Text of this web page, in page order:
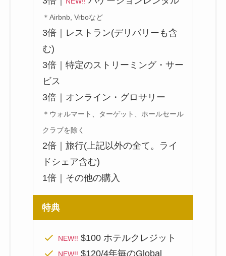
＊Airbnb, Vrboなど
3倍｜レストラン(デリバリーも含
む)
3倍｜特定のストリーミング・サー
ビス
3倍｜オンライン・グロサリー
＊ウォルマート、ターゲット、ホールセール
クラブを除く
2倍｜旅行(上記以外の全て。ライ
ドシェア含む)
1倍｜その他の購入
特典
NEW!! $100 ホテルクレジット
NEW!! $120/4年毎のGlobal